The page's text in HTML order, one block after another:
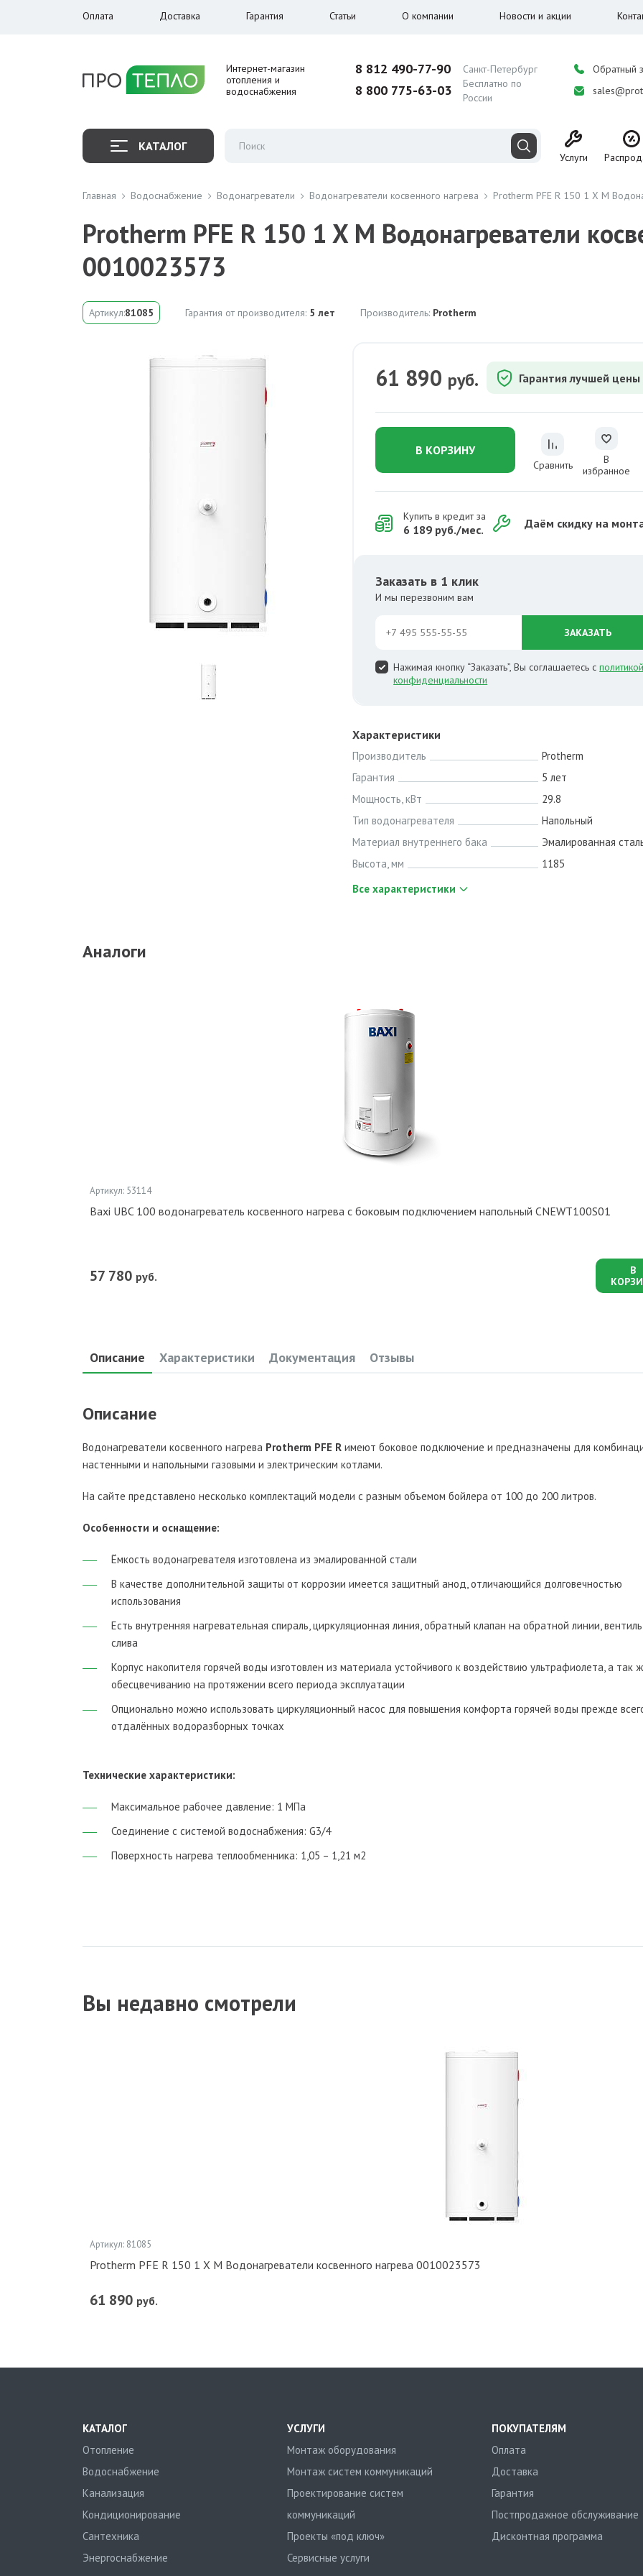
Оплата Доставка Гарантия Статьи О компании Новости и акции
Интернет-магазин
отопления и
водоснабжения
8 812 490-77-90 Санкт-Петербург
8 800 775-63-03
Бесплатно по
России
Обратный
КАТАЛОГ
Услуги
Главная Водоснабжение Водонагреватели Водонагреватели косвенного нагрева Protherm PFE R 150 1 X M
Protherm PFE R 150 1 X M Водонагреватели
0010023573
Артикул:81085 Гарантия от производителя: 5 лет Производитель: Protherm
61 890 руб. Гарантия лучшей цены
В КОРЗИНУ
Сравнить
В
избранное
Купить в кредит за
6 189 руб./мес. Даём скидку на
Заказать в 1 клик
И мы перезвоним вам
ЗАКАЗАТЬ
Нажимая кнопку “Заказать”, Вы соглашаетесь с
конфиденциальности
Характеристики
Производитель
Protherm
Гарантия
5 лет
Мощность, кВт
29.8
Тип водонагревателя
Напольный
Материал внутреннего бака
Эмалированная
Высота, мм
1185
Все характеристики
Аналоги
Артикул: 53114
Baxi UBC 100 водонагреватель косвенного нагрева с боковым подключением напольный CNEWT100S01
57 780 руб.
В
Описание Характеристики Документация Отзывы
Описание
Водонагреватели косвенного нагрева Protherm PFE R имеют боковое подключение и предназначены для
настенными и напольными газовыми и электрическим котлами.
На сайте представлено несколько комплектаций модели с разным объемом бойлера от 100 до 200 литров.
Особенности и оснащение:
Ёмкость водонагревателя изготовлена из эмалированной стали
В качестве дополнительной защиты от коррозии имеется защитный анод, отличающийся долговечностью
использования
Есть внутренняя нагревательная спираль, циркуляционная линия, обратный клапан на обратной линии,
слива
Корпус накопителя горячей воды изготовлен из материала устойчивого к воздействию ультрафиолета, а так
обесцвечиванию на протяжении всего периода эксплуатации
Опционально можно использовать циркуляционный насос для повышения комфорта горячей воды прежде
отдалённых водоразборных точках
Технические характеристики:
Максимальное рабочее давление: 1 МПа
Соединение с системой водоснабжения: G3/4
Поверхность нагрева теплообменника: 1,05 – 1,21 м2
Вы недавно смотрели
Артикул: 81085
Protherm PFE R 150 1 X M Водонагреватели косвенного нагрева 0010023573
61 890 руб.
КАТАЛОГ
Отопление
Водоснабжение
Канализация
Кондиционирование
Сантехника
Энергоснабжение
УСЛУГИ
Монтаж оборудования
Монтаж систем коммуникаций
Проектирование систем
коммуникаций
Проекты «под ключ»
Сервисные услуги
ПОКУПАТЕЛЯМ
Оплата
Доставка
Гарантия
Постпродажное обслуживание
Дисконтная программа